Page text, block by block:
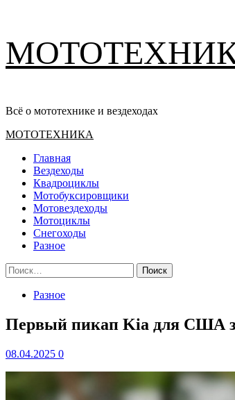
содержимому
Всё о мототехнике и вездеходах
Основное
МОТОТЕХНИКА
Главная
Вездеходы
Квадроциклы
Мотобуксировщики
Мотовездеходы
Мотоциклы
Снегоходы
Разное
Найти:
Разное
Первый пикап Kia для США
08.04.2025 0